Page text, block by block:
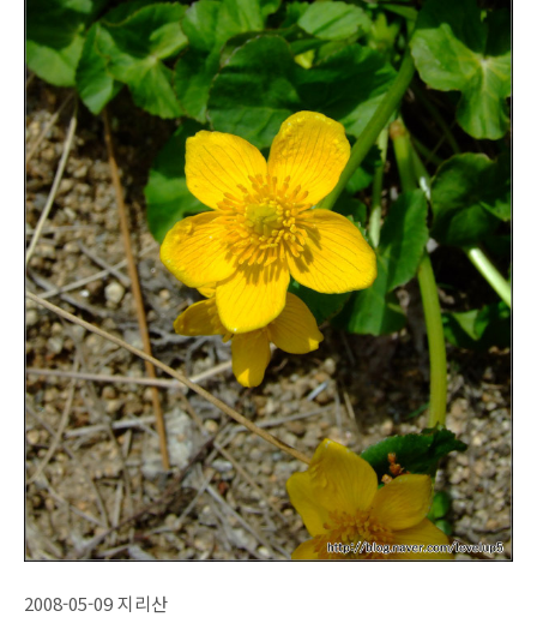
2008-05-09 지리산